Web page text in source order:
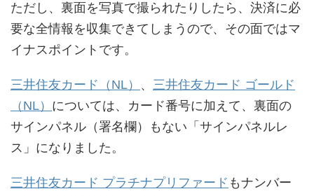
ただし、裏面を写真で撮られたりしたら、決済に必
要な全情報を収集できてしまうので、その面ではマ
イナスポイントです。
三井住友カード（NL） 、 三井住友カード ゴールド
（NL） については、カード番号に加えて、裏面の
サインパネル（署名欄）もない「サインパネルレ
ス」になりました。
三井住友カード プラチナプリファード もナンバー